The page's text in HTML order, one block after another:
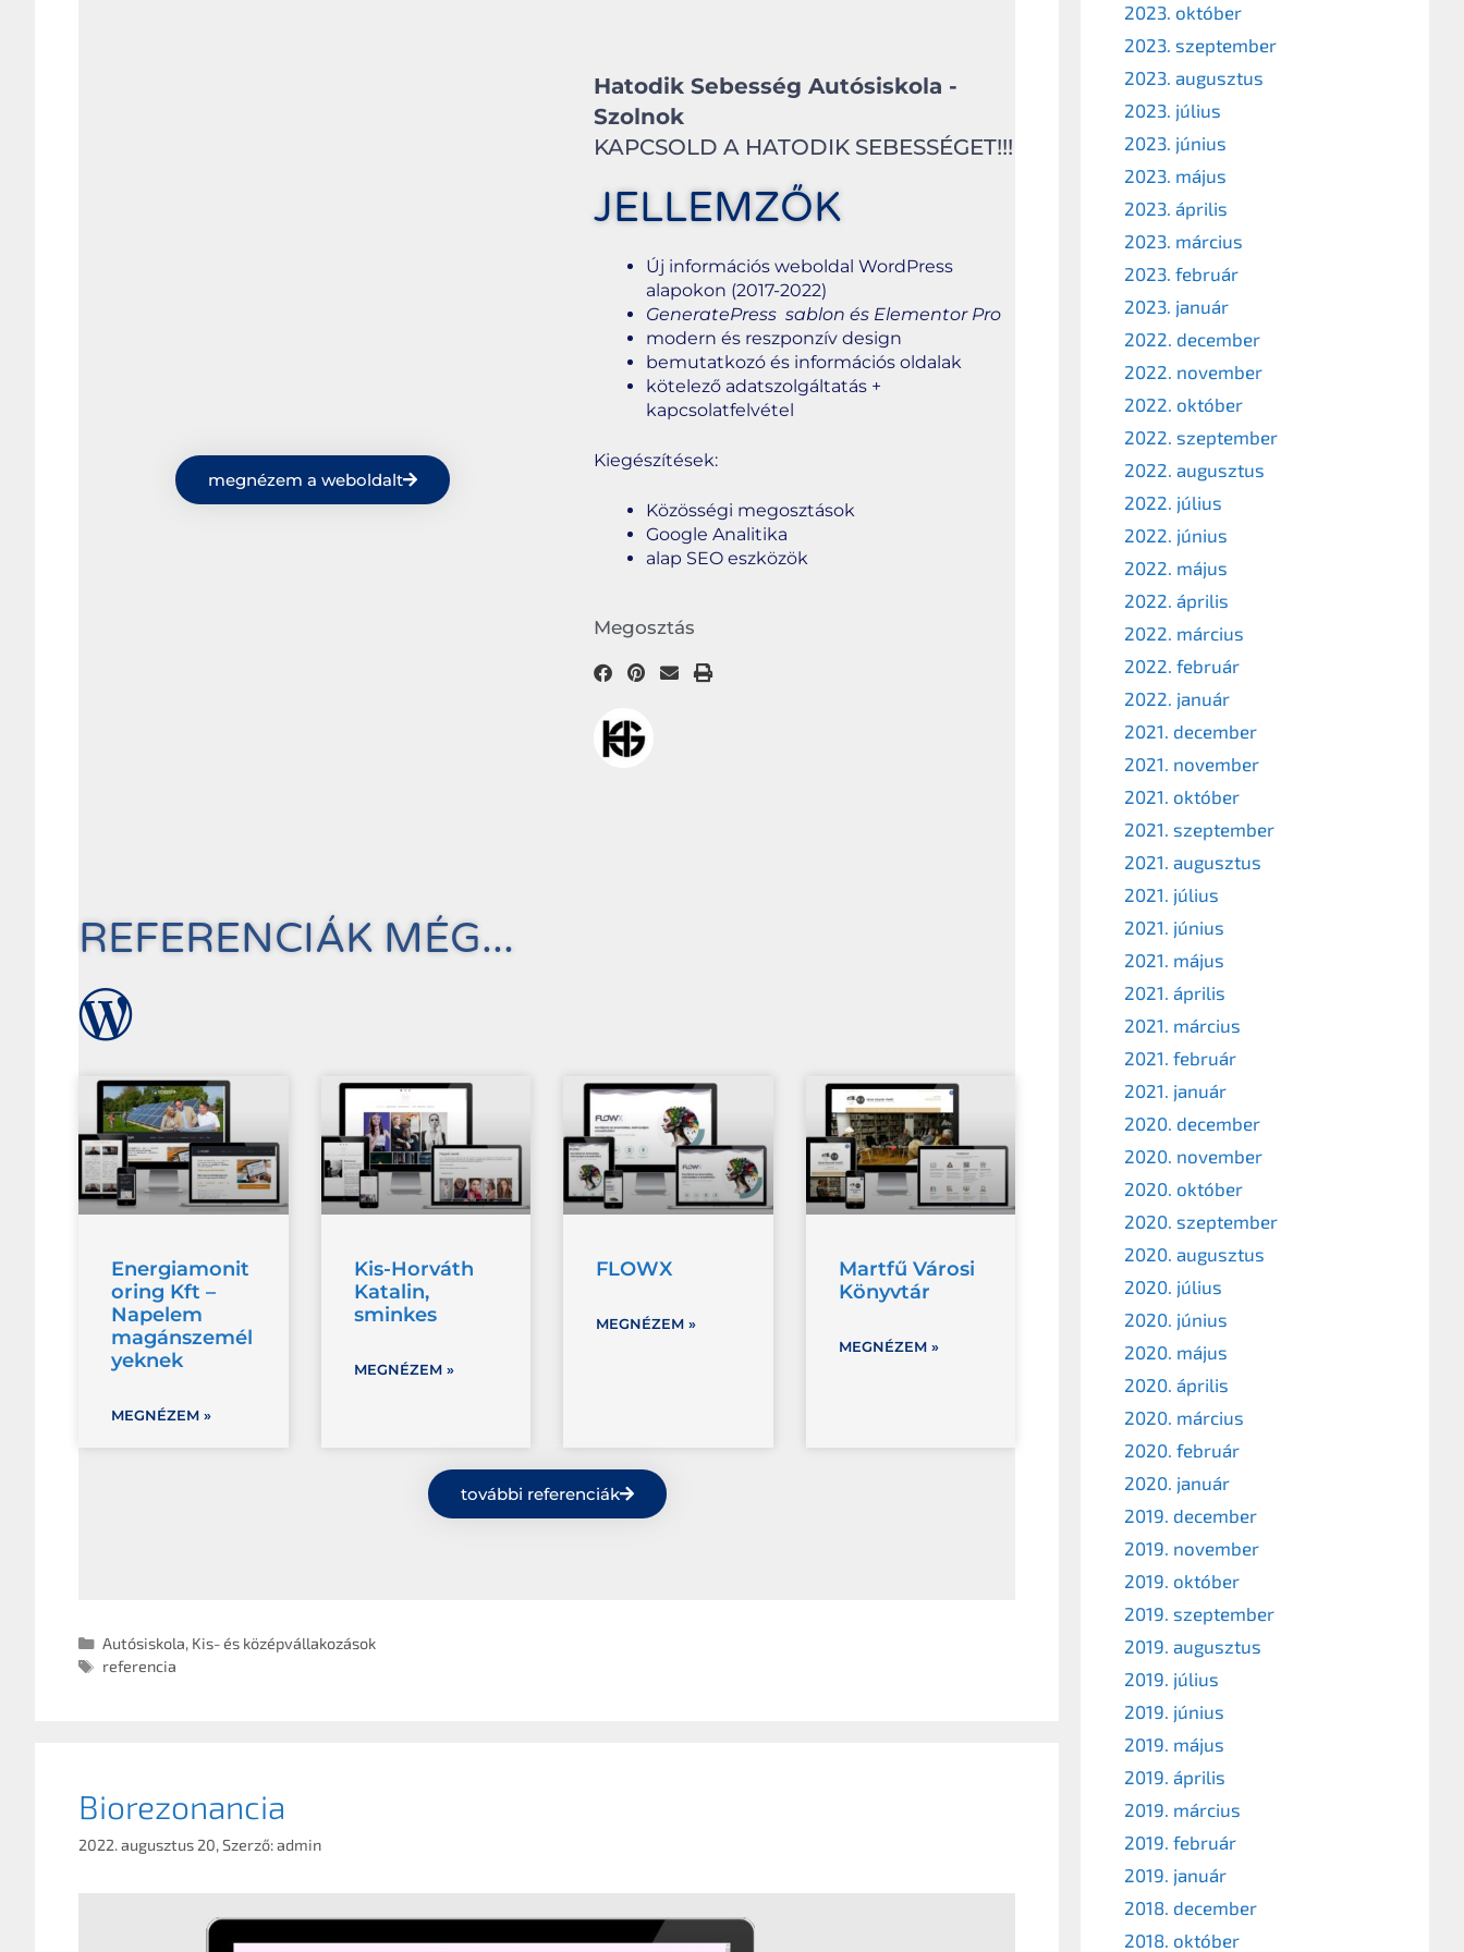
megnézem a weboldalt
Hatodik Sebesség Autósiskola -
Szolnok
KAPCSOLD A HATODIK SEBESSÉGET!!!
JELLEMZŐK
Új információs weboldal WordPress
alapokon (2017-2022)
GeneratePress sablon és Elementor Pro
modern és reszponzív design
bemutatkozó és információs oldalak
kötelező adatszolgáltatás +
kapcsolatfelvétel
Kiegészítések:
Közösségi megosztások
Google Analitika
alap SEO eszközök
Megosztás
REFERENCIÁK MÉG...
Energiamonit
oring Kft –
Napelem
magánszemél
yeknek
MEGNÉZEM »
Kis-Horváth
Katalin,
sminkes
MEGNÉZEM »
FLOWX
MEGNÉZEM »
Martfű Városi
Könyvtár
MEGNÉZEM »
további referenciák
Autósiskola, Kis- és középvállakozások
referencia
Biorezonancia
2022. augusztus 20,Szerző:admin
2023. október
2023. szeptember
2023. augusztus
2023. július
2023. június
2023. május
2023. április
2023. március
2023. február
2023. január
2022. december
2022. november
2022. október
2022. szeptember
2022. augusztus
2022. július
2022. június
2022. május
2022. április
2022. március
2022. február
2022. január
2021. december
2021. november
2021. október
2021. szeptember
2021. augusztus
2021. július
2021. június
2021. május
2021. április
2021. március
2021. február
2021. január
2020. december
2020. november
2020. október
2020. szeptember
2020. augusztus
2020. július
2020. június
2020. május
2020. április
2020. március
2020. február
2020. január
2019. december
2019. november
2019. október
2019. szeptember
2019. augusztus
2019. július
2019. június
2019. május
2019. április
2019. március
2019. február
2019. január
2018. december
2018. október